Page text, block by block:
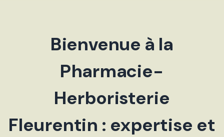
Bienvenue à la
Pharmacie-
Herboristerie
Fleurentin : expertise et